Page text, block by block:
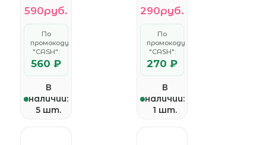
тый
(NT03U505
N-032G-
20BK)
590руб.
По
промокоду
"CASH":
560 ₽
В
наличии:
5 шт.
N-004G-
20BK)
290руб.
По
промокоду
"CASH":
270 ₽
В
наличии:
1 шт.